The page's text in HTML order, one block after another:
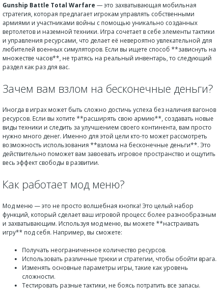
Gunship Battle Total Warfare — это захватывающая мобильная
стратегия, которая предлагает игрокам управлять собственными
армиями и участниками войны с помощью уникально созданных
вертолетов и наземной техники. Игра сочетает в себе элементы тактики
и управления ресурсами, что делает её невероятно увлекательной для
любителей военных симуляторов. Если вы ищете способ **зависнуть на
множестве часов**, не тратясь на реальный инвентарь, то следующий
раздел как раз для вас.
Зачем вам взлом на бесконечные деньги?
Иногда в играх может быть сложно достичь успеха без наличия вагонов
ресурсов. Если вы хотите **расширять свою армию**, создавать новые
виды техники и следить за улучшением своего континента, вам просто
нужно много денег. Именно для этой цели кто-то может рассмотреть
возможность использования **взлома на бесконечные деньги**. Это
действительно поможет вам завоевать игровое пространство и ощутить
весь эффект свободы в развитии.
Как работает мод меню?
Мод меню — это не просто волшебная кнопка! Это целый набор
функций, который сделает ваш игровой процесс более разнообразным
и захватывающим. Используя мод меню, вы можете **настраивать
игру** под себя. Например, вы сможете:
Получать неограниченное количество ресурсов.
Использовать различные трюки и стратегии, чтобы обойти врага.
Изменять основные параметры игры, такие как уровень
сложности.
Тестировать разные тактики, не боясь потратить все запасы.